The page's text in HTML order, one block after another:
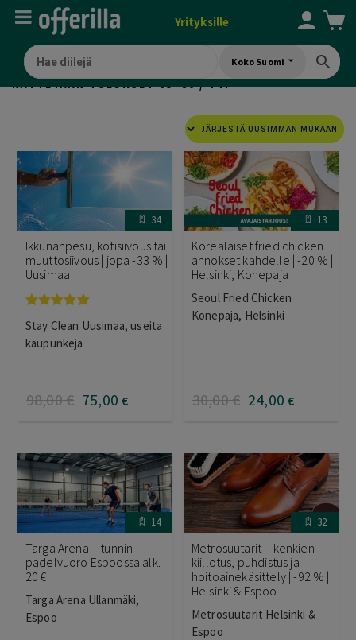
Yrityksille
Koko Suomi
NÄYTETÄÄN TULOKSET 65–80 / 747SORTED
LATEST
34
Ikkunanpesu, kotisiivous tai
muuttosiivous | jopa -33 % |
Uusimaa
tuotteesta:
5.00/ 5
Stay Clean Uusimaa, useita
kaupunkeja
98,00€ 75,00 €
13
Korealaiset fried chicken
annokset kahdelle | -20 % |
Helsinki, Konepaja
Seoul Fried Chicken
Konepaja, Helsinki
30,00€ 24,00 €
14
Targa Arena – tunnin
padelvuoro Espoossa alk.
20 €
Targa Arena Ullanmäki,
Espoo
32
Metrosuutarit – kenkien
kiillotus, puhdistus ja
hoitoainekäsittely | -92 % |
Helsinki & Espoo
Metrosuutarit Helsinki &
Espoo